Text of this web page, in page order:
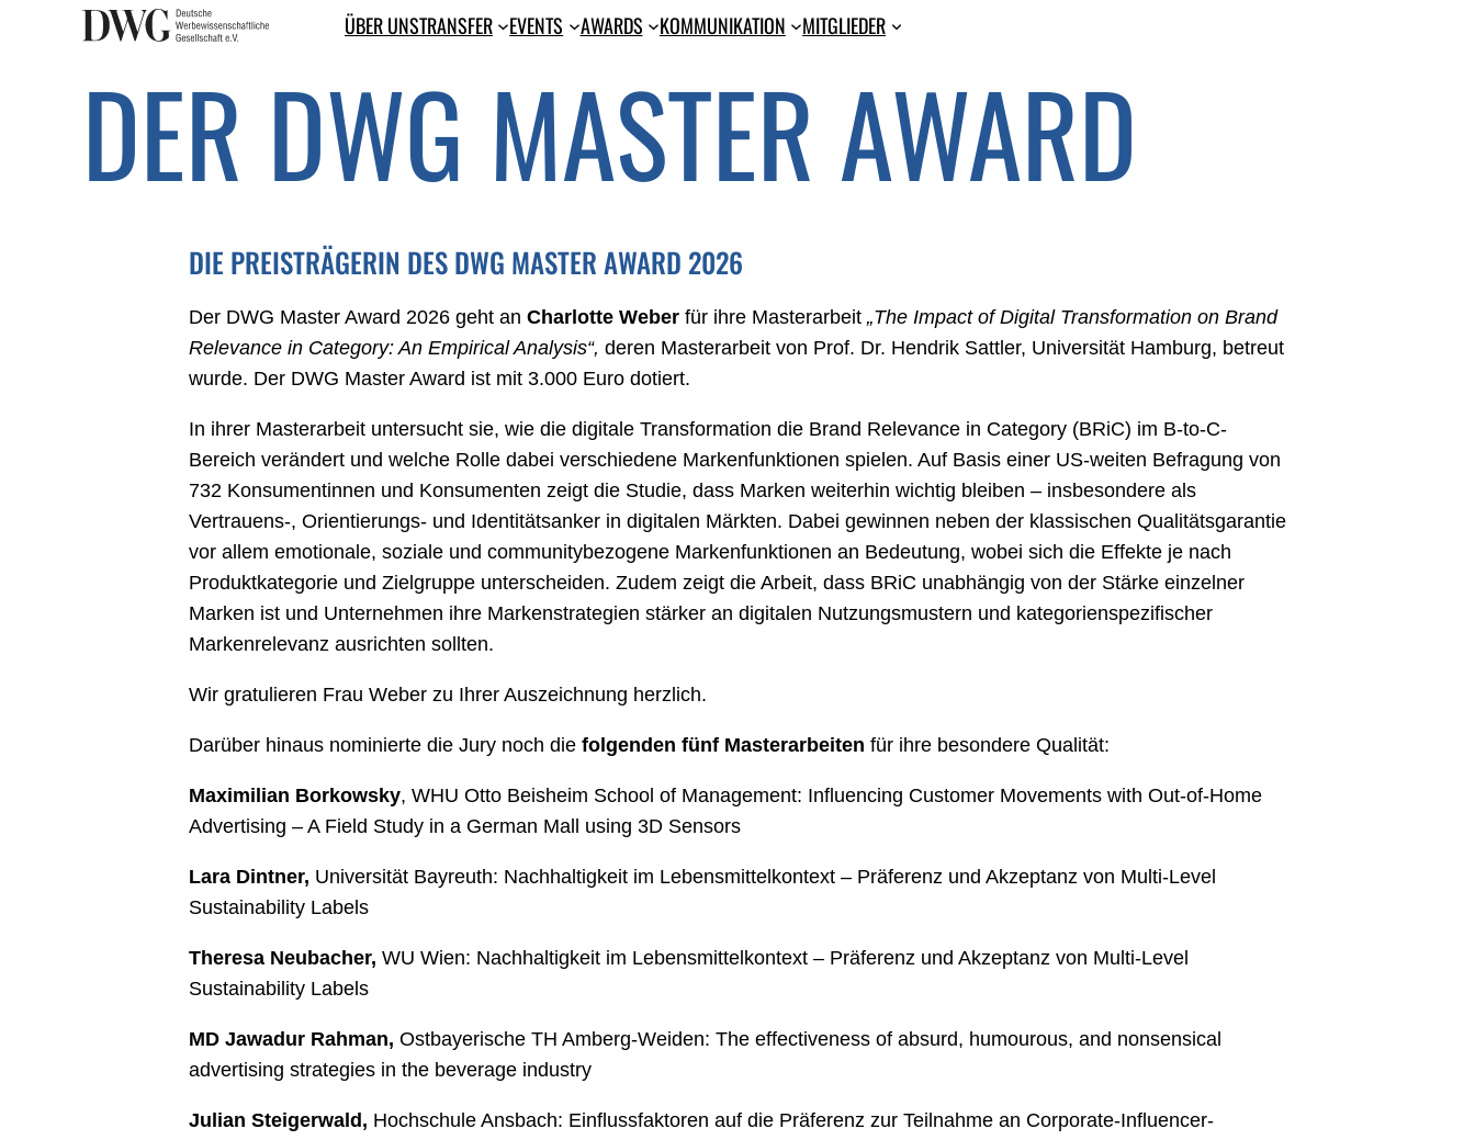
ÜBER UNSTRANS­FER EVENTS AWARDS KOM­MU­NI­KA­TI­ON MIT­GLIE­DER
DER DWG MASTER AWARD
DIE PREISTRÄGERIN DES DWG MASTER AWARD 2026
Der DWG Master Award 2026 geht an Charlotte Weber für ihre Master­arbeit „The Impact of Digital Transformation on Brand
Relevance in Category: An Empirical Analysis“, deren Masterarbeit von Prof. Dr. Hendrik Sattler, Universität Hamburg, betreut
wurde. Der DWG Master Award ist mit 3.000 Euro dotiert.
In ihrer Masterarbeit untersucht sie, wie die digitale Transformation die Brand Relevance in Category (BRiC) im B-to-C-
Bereich verändert und welche Rolle dabei verschiedene Markenfunktionen spielen. Auf Basis einer US-weiten Befragung von
732 Konsumentinnen und Konsumenten zeigt die Studie, dass Marken weiterhin wichtig bleiben – insbesondere als
Vertrauens-, Orientierungs- und Identitätsanker in digitalen Märkten. Dabei gewinnen neben der klassischen Qualitätsgarantie
vor allem emotionale, soziale und communitybezogene Markenfunktionen an Bedeutung, wobei sich die Effekte je nach
Produktkategorie und Zielgruppe unterscheiden. Zudem zeigt die Arbeit, dass BRiC unabhängig von der Stärke einzelner
Marken ist und Unternehmen ihre Markenstrategien stärker an digitalen Nutzungsmustern und kategorienspezifischer
Markenrelevanz ausrichten sollten.
Wir gratulieren Frau Weber zu Ihrer Auszeichnung herzlich.
Darüber hinaus nominierte die Jury noch die folgenden fünf Masterarbeiten für ihre besondere Qualität:
Maximilian Borkowsky, WHU Otto Beisheim School of Management: Influencing Customer Movements with Out-of-Home
Advertising – A Field Study in a German Mall using 3D Sensors
Lara Dintner, Universität Bayreuth: Nachhaltigkeit im Lebensmittelkontext – Präferenz und Akzeptanz von Multi-Level
Sustainability Labels
Theresa Neubacher, WU Wien: Nachhaltigkeit im Lebensmittelkontext – Präferenz und Akzeptanz von Multi-Level
Sustainability Labels
MD Jawadur Rahman, Ostbayerische TH Amberg-Weiden: The effectiveness of absurd, humourous, and nonsensical
advertising strategies in the beverage industry
Julian Steigerwald, Hochschule Ansbach: Einflussfaktoren auf die Präferenz zur Teilnahme an Corporate-Influencer-